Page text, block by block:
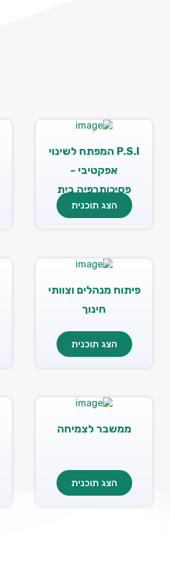
P.S.I המפתח לשינוי
אפקטיבי -
פסיכותרפיה בית
ספרית
הצג תוכנית
פיתוח מנהלים וצוותי
חינוך
הצג תוכנית
ממשבר לצמיחה
הצג תוכנית